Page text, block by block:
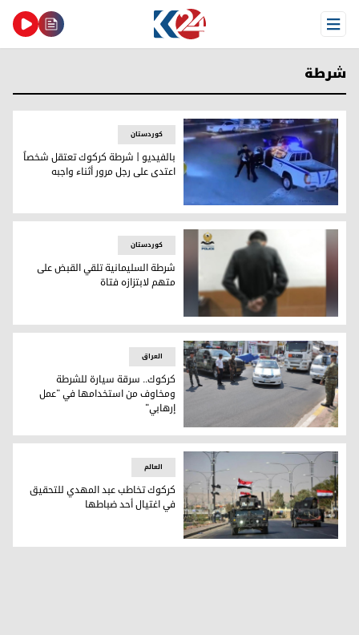
Open Menu
شرطة
بالفيديو | شرطة كركوك تعتقل شخصاً اعتدى على رجل مرور
کوردستان
بالفيديو | شرطة كركوك تعتقل شخصاً
اعتدى على رجل مرور أثناء واجبه
شرطة السليمانية تلقي القبض على متهم لابتزازه فتاة
کوردستان
شرطة السليمانية تلقي القبض على
متهم لابتزازه فتاة
استنفرت الأجهزة الأمنية جهودها للعثور على السيارة - صورة
العراق
كركوك.. سرقة سيارة للشرطة
ومخاوف من استخدامها في "عمل
إرهابي"
كركوك تخاطب عبد المهدي للتحقيق في اغتيال أحد ضباطها
العالم
كركوك تخاطب عبد المهدي للتحقيق
في اغتيال أحد ضباطها